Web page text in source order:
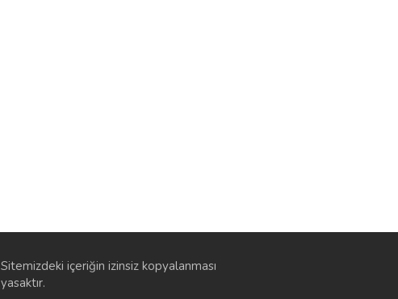
Sitemizdeki içeriğin izinsiz kopyalanması
yasaktır.